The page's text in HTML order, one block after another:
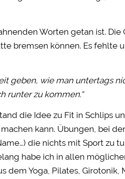
Worten getan ist.
bremsen können. Es
geben, wie man untertags
runter zu kommen.“
die Idee zu Fit in Schlips
kann. Übungen, bei
die nichts mit Sport zu
habe ich in allen
dem Yoga, Pilates,